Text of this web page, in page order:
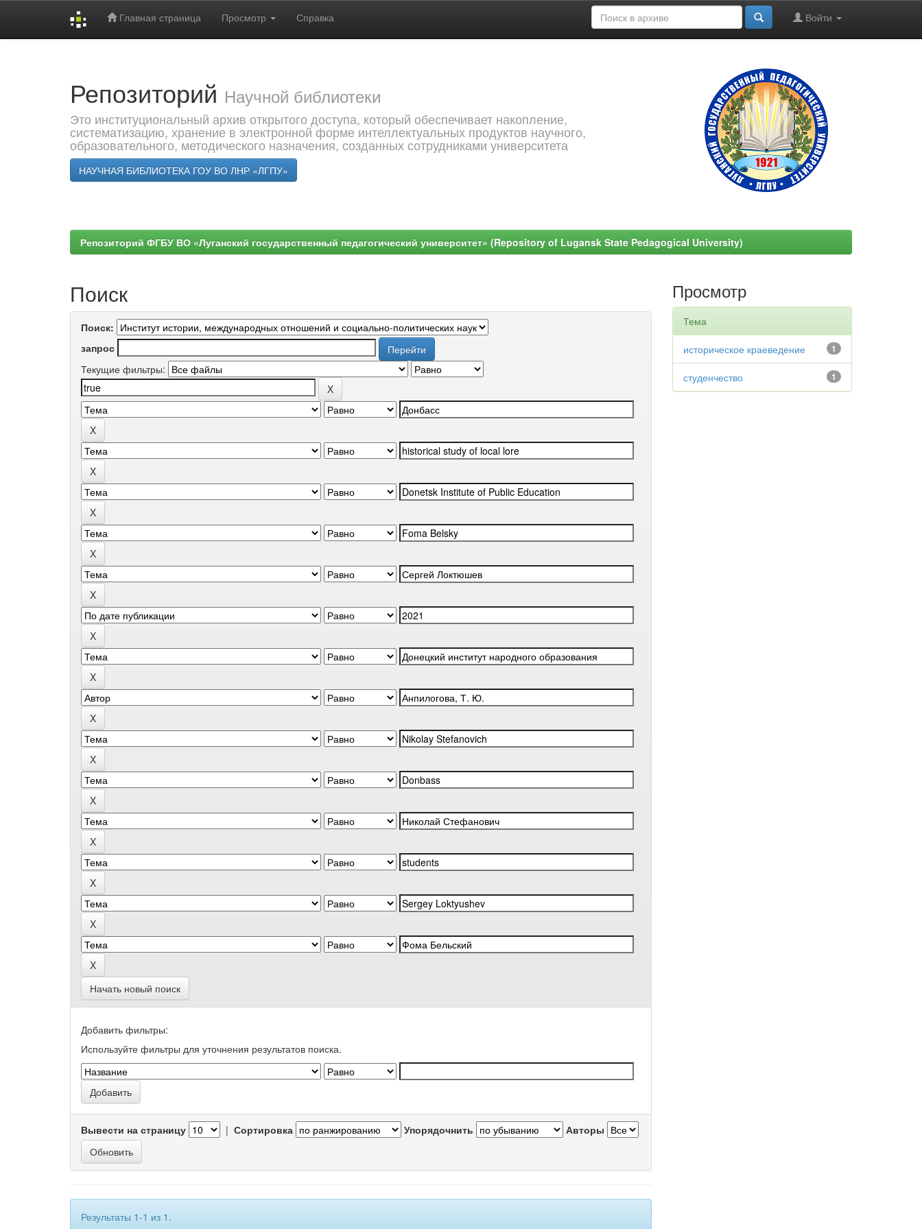
Главная страница Просмотр Справка Войти
Репозиторий Научной библиотеки
Это институциональный архив открытого доступа, который обеспечивает накопление,
систематизацию, хранение в электронной форме интеллектуальных продуктов научного,
образовательного, методического назначения, созданных сотрудниками университета
НАУЧНАЯ БИБЛИОТЕКА ГОУ ВО ЛНР «ЛГПУ»
Репозиторий ФГБУ ВО «Луганский государственный педагогический университет» (Repository of Lugansk State Pedagogical University)
Поиск
Поиск:
запрос
Текущие фильтры:
Начать новый поиск
Добавить фильтры:
Используйте фильтры для уточнения результатов поиска.
Вывести на страницу | Сортировка Упорядочнить Авторы
Результаты 1-1 из 1.
Просмотр
Тема
1
историческое краеведение
1
студенчество